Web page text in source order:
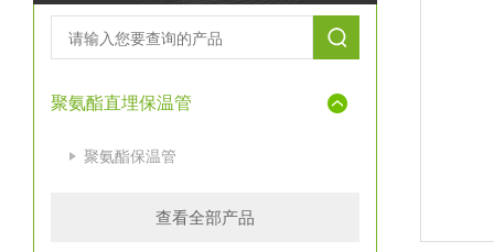
聚氨酯直埋保温管
聚氨酯保温管
查看全部产品